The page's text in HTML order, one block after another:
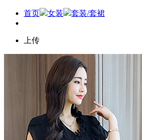
首页 女装 套装/套裙
上传